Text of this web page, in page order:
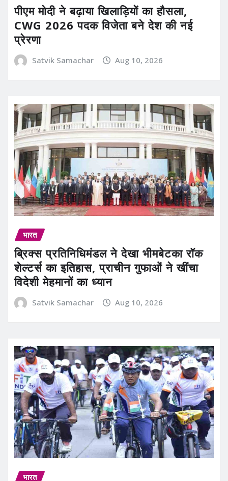
पीएम मोदी ने बढ़ाया खिलाड़ियों का हौसला,
CWG 2026 पदक विजेता बने देश की नई
प्रेरणा
Satvik Samachar Aug 10, 2026
भारत
ब्रिक्स प्रतिनिधिमंडल ने देखा भीमबेटका रॉक
शेल्टर्स का इतिहास, प्राचीन गुफाओं ने खींचा
विदेशी मेहमानों का ध्यान
Satvik Samachar Aug 10, 2026
भारत